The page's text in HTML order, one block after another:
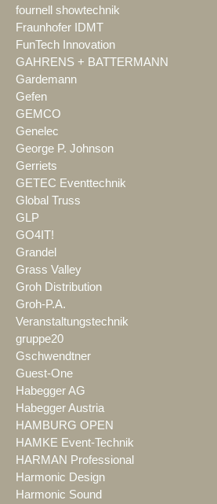
fournell showtechnik
Fraunhofer IDMT
FunTech Innovation
GAHRENS + BATTERMANN
Gardemann
Gefen
GEMCO
Genelec
George P. Johnson
Gerriets
GETEC Eventtechnik
Global Truss
GLP
GO4IT!
Grandel
Grass Valley
Groh Distribution
Groh-P.A.
Veranstaltungstechnik
gruppe20
Gschwendtner
Guest-One
Habegger AG
Habegger Austria
HAMBURG OPEN
HAMKE Event-Technik
HARMAN Professional
Harmonic Design
Harmonic Sound